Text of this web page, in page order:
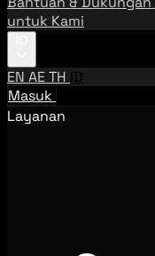
untuk Kami
EN AETH ID
Masuk
Layanan